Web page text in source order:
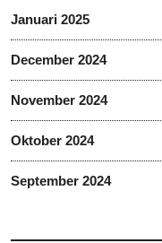
Januari 2025
December 2024
November 2024
Oktober 2024
September 2024